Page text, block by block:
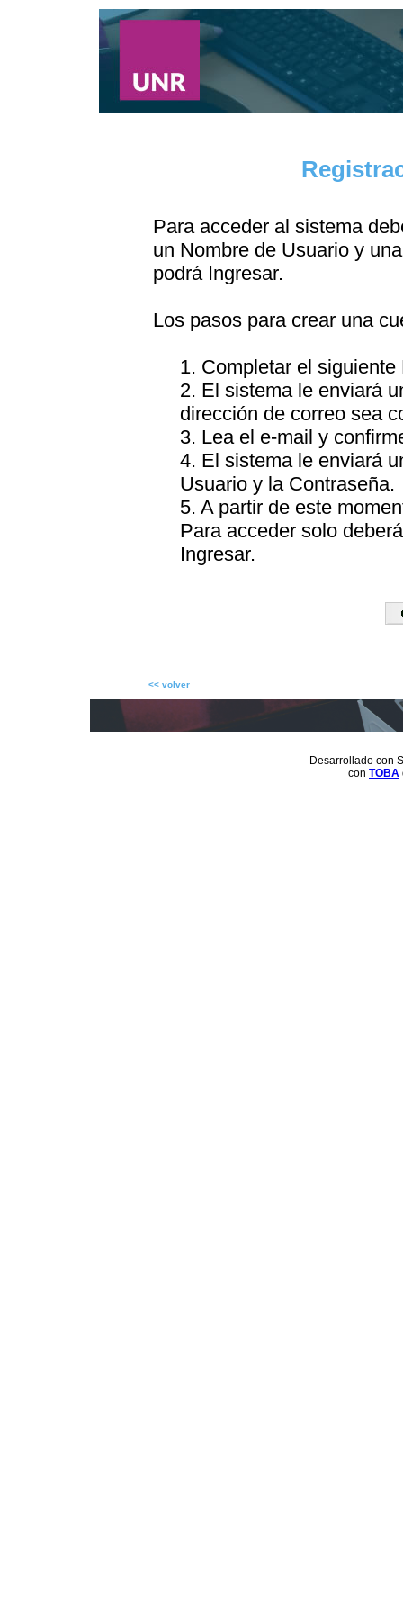
Para acceder al sistema
un Nombre de Usuario y
podrá Ingresar.
Los pasos para crear una
1. Completar el
2. El sistema le enviará
dirección de correo sea
3. Lea el e-mail y
4. El sistema le enviará
Usuario y la Contraseña.
5. A partir de este
Para acceder solo
Ingresar.
<< volver
Desarrollado con
con TOBA